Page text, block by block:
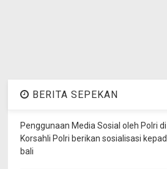
BERITA SEPEKAN
Penggunaan Media Sosial oleh Polri
Korsahli Polri berikan sosialisasi
bali